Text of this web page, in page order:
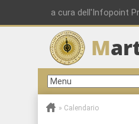
a cura dell'Infopoint
M
» Calendario